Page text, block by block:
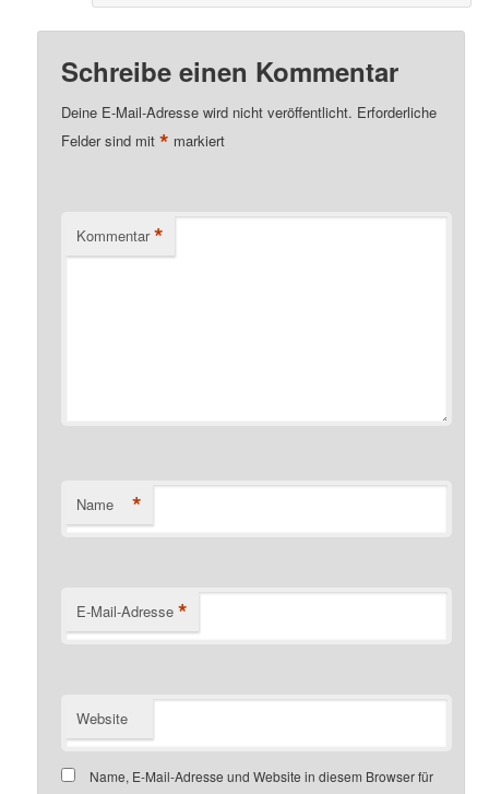
Schreibe einen Kommentar
Deine E-Mail-Adresse wird nicht veröffentlicht. Erforderliche
Felder sind mit* markiert
Kommentar *
Name *
E-Mail-Adresse *
Website
Name, E-Mail-Adresse und Website in diesem Browser für